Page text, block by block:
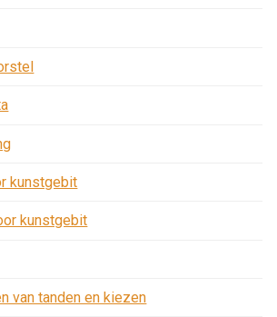
kunstgebit
kunstgebit
van tanden en kiezen